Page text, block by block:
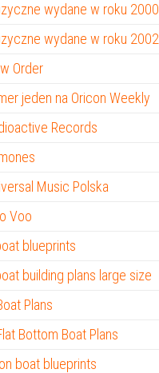
wydane w roku 2000
wydane w roku 2002
Order
jeden na Oricon Weekly
Records
Music Polska
Voo
blueprints
building plans large size
Plans
Bottom Boat Plans
boat blueprints